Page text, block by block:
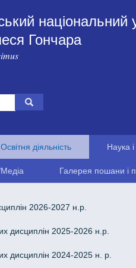
національний
Гончара
Освітня діяльність Наука
Галерея пошани і
2026-2027 н.р.
дисциплін 2025-2026 н.р.
дисциплін 2024-2025 н. р.